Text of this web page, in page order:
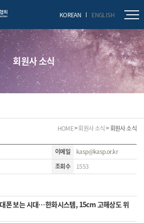
KOREAN ENGLISH
닫기
회원사 소식
HOME 회원사 소식 회원사 소식
이메일
kasp@kasp.or.kr
조회수
1553
폰 보는 시대…한화시스템, 15cm 고해상도 위